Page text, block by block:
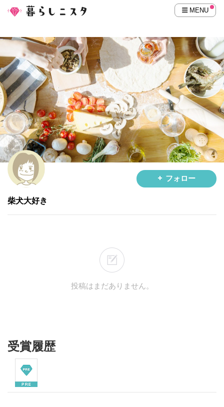
MENU
フォロー
柴犬大好き
投稿はまだありません。
受賞履歴